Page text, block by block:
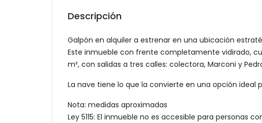
Descripción
Galpón en alquiler a estrenar en una ubicación
Este inmueble con frente completamente vidirado,
m², con salidas a tres calles: colectora, Marconi y
La nave tiene lo que la convierte en una opción
Nota: medidas aproximadas
Ley 5115: El inmueble no es accesible para personas